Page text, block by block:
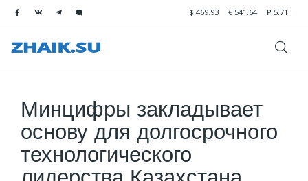
$ 469.93 € 541.64 ₽ 5.71
Минцифры закладывает
основу для долгосрочного
технологического